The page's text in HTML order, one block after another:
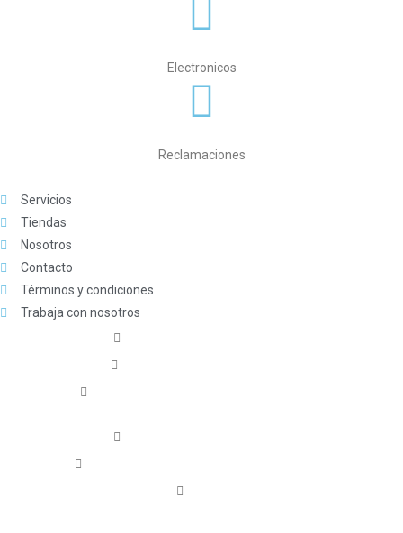
Electronicos
Reclamaciones
Servicios
Tiendas
Nosotros
Contacto
Términos y condiciones
Trabaja con nosotros